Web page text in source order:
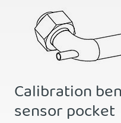
Calibration
sensor pocket